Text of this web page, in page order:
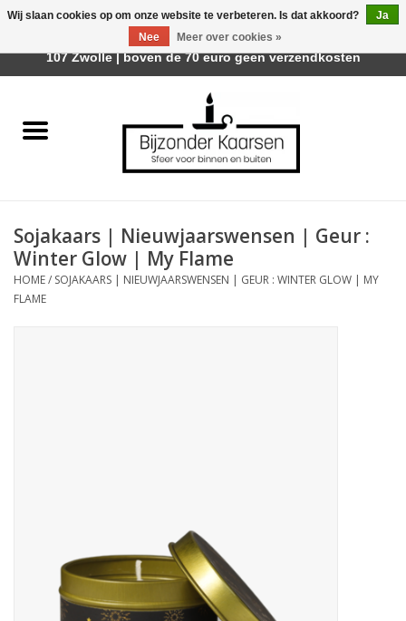
Räder Design Stories
Geurkaarsen
Tafelhaarden
Relatiegeschenken & Bedankjes
Huisparfums
Sojakaars | Nieuwjaarswensen | Geur :
Winter Glow | My Flame
HOME/ SOJAKAARS | NIEUWJAARSWENSEN | GEUR : WINTER GLOW | MY
FLAME
Wij slaan cookies op om onze website te verbeteren. Is dat akkoord?
Ja
Nee
Meer over cookies »
Afhalen is mogelijk bij Trotz Woon & Cadeau | Belvederelaan
107 Zwolle | boven de 70 euro geen verzendkosten